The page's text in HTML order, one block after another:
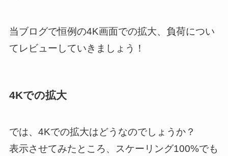
当ブログで恒例の4K画面での拡大、負荷につい
てレビューしていきましょう！
4Kでの拡大
では、4Kでの拡大はどうなのでしょうか？
表示させてみたところ、スケーリング100%でも